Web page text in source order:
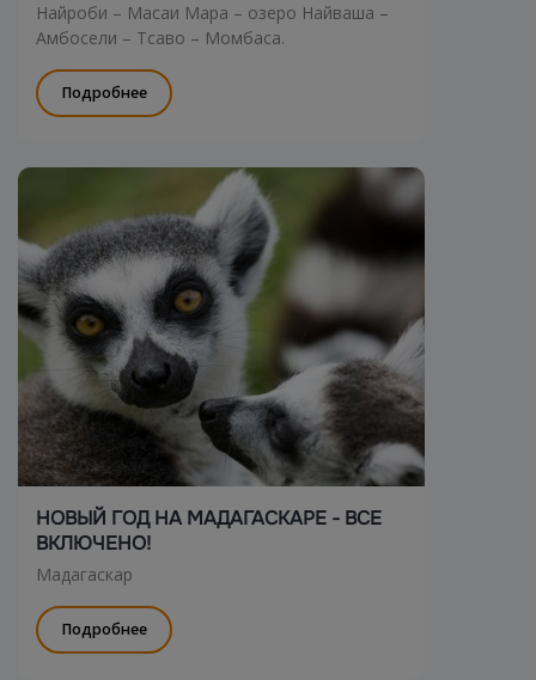
Найроби – Масаи Мара – озеро Найваша –
Амбосели – Тсаво – Момбаса.
Подробнее
НОВЫЙ ГОД НА МАДАГАСКАРЕ - ВСЕ
ВКЛЮЧЕНО!
Мадагаскар
Подробнее